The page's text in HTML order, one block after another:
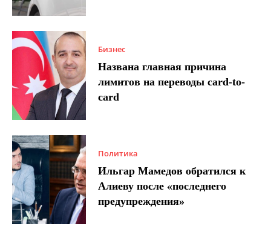
Бизнес
Названа главная причина
лимитов на переводы card-to-
card
Политика
Ильгар Мамедов обратился к
Алиеву после «последнего
предупреждения»